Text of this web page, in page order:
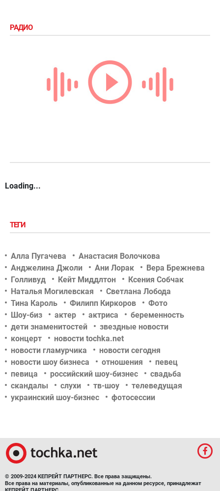
РАДИО
Loading...
ТЕГИ
Алла Пугачева
Анастасия Волочкова
Анджелина Джоли
Ани Лорак
Вера Брежнева
Голливуд
Кейт Миддлтон
Ксения Собчак
Наталья Могилевская
Светлана Лобода
Тина Кароль
Филипп Киркоров
Фото
Шоу-биз
актер актриса
беременность
дети знаменитостей
звездные новости
концерт
новости tochka.net
новости гламурчика
новости сегодня
новости шоу бизнеса
отношения
певец
певица
российский шоу-бизнес
свадьба
скандалы
слухи тв-шоу
телеведущая
украинский шоу-бизнес
фотосессии
© 2009-2024 КЕПРЕЙТ ПАРТНЕРС. Все права защищены.
Все права на материалы, опубликованные на данном ресурсе, принадлежат